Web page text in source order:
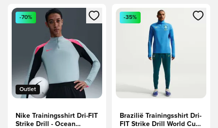
Opent een venster om in te loggen of je aan te melden als
Outlet
-70%
Nike Trainingsshirt Dri-FIT
Strike Drill - Ocean
Opent een venster om in te
-35%
Brazilië Trainingsshirt Dri-
FIT Strike Drill World Cup